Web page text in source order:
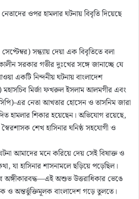
ওপর হামলার ঘটনায় বিবৃতি দিয়েছে
সন্ধ্যায় দেয়া এক বিবৃতিতে বলা
সরকার গভীর দুঃখের সঙ্গে জানাচ্ছে যে
একটি নিন্দনীয় ঘটনায় বাংলাদেশ
মহাসচিব মির্জা ফখরুল ইসলাম আলমগীর এবং
এর নেতা আখতার হোসেন ও তাসনিম জারা
হামলার শিকার হয়েছেন। অভিযোগ রয়েছে,
শেখ হাসিনার ঘনিষ্ঠ সহযোগী ও
আমাদের মনে করিয়ে দেয় সেই বিষাক্ত ও
যা হাসিনার শাসনামলে ছড়িয়ে পড়েছিল।
অঙ্গীকারবদ্ধ—এই অশুভ উত্তরাধিকার ভেঙে
ও অন্তর্ভুক্তিমূলক বাংলাদেশ গড়ে তুলতে।